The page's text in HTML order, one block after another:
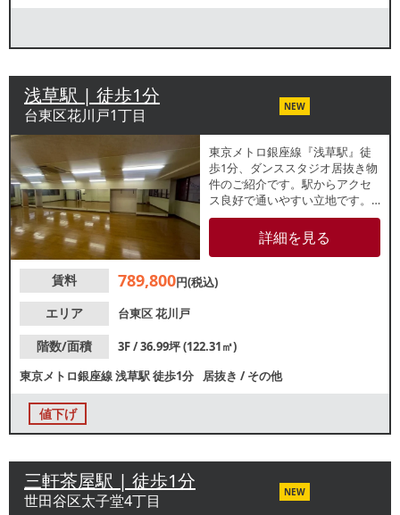
浅草駅 | 徒歩1分
台東区花川戸1丁目 NEW
東京メトロ銀座線『浅草駅』徒
歩1分、ダンススタジオ居抜き物
件のご紹介です。駅からアクセ
ス良好で通いやすい立地です。
松屋浅草目の前、江戸川通に面
したビルの3階テナント！スポー
ツジムやピラティススタジオ等
気軽にお問合せください。
詳細を見る
賃料 789,800円(税込)
エリア
台東区花川戸
階数/面積
3F / 36.99坪 (122.31㎡)
東京メトロ銀座線浅草駅徒歩1分 居抜き /その他
値下げ
三軒茶屋駅 | 徒歩1分
世田谷区太子堂4丁目 NEW